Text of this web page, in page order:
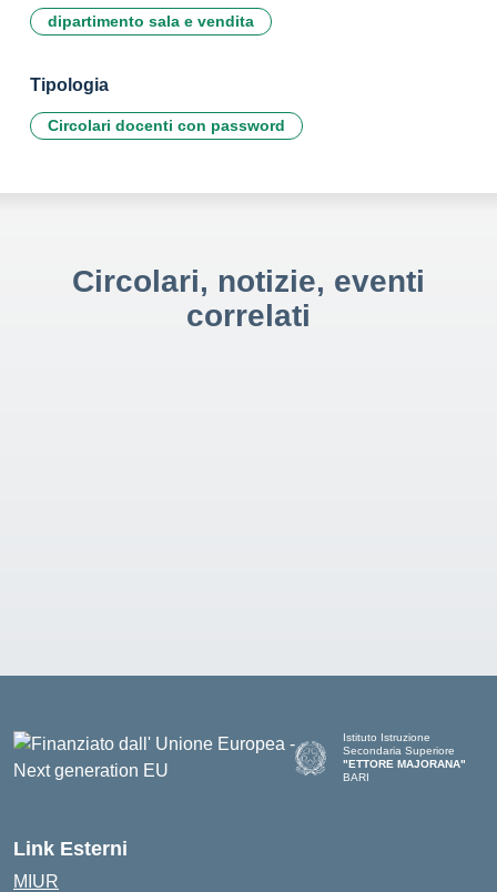
dipartimento sala e vendita
Tipologia
Circolari docenti con password
Circolari, notizie, eventi
correlati
Istituto Istruzione
Secondaria Superiore
"ETTORE MAJORANA"
BARI
Link Esterni
MIUR